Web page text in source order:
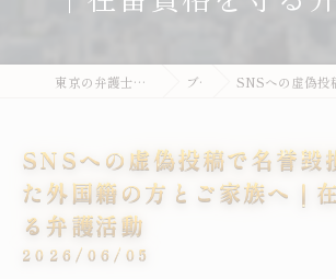
東京の弁護士なら舟渡国際法律事務所 ブログ SNSへの虚偽投稿で名誉毀損に問われた
SNSへの虚偽投稿で名誉毀
た外国籍の方とご家族へ｜
る弁護活動
2026/06/05